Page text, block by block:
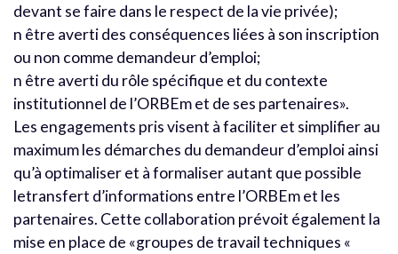
devant se faire dans le respect de la vie privée);
n être averti des conséquences liées à son inscription
ou non comme demandeur d’emploi;
n être averti du rôle spécifique et du contexte
institutionnel de l’ORBEm et de ses partenaires».
Les engagements pris visent à faciliter et simplifier au
maximum les démarches du demandeur d’emploi ainsi
qu’à optimaliser et à formaliser autant que possible
letransfert d’informations entre l’ORBEm et les
partenaires. Cette collaboration prévoit également la
mise en place de «groupes de travail techniques «